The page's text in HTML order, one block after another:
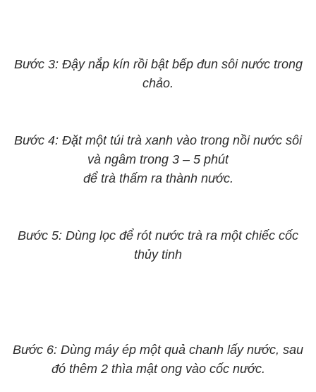
Bước 3: Đậy nắp kín rồi bật bếp đun sôi nước trong
chảo.
Bước 4: Đặt một túi trà xanh vào trong nồi nước sôi
và ngâm trong 3 – 5 phút
để trà thấm ra thành nước.
Bước 5: Dùng lọc để rót nước trà ra một chiếc cốc
thủy tinh
Bước 6: Dùng máy ép một quả chanh lấy nước, sau
đó thêm 2 thìa mật ong vào cốc nước.